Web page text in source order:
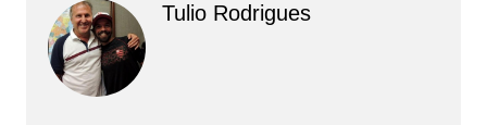
Tulio Rodrigues